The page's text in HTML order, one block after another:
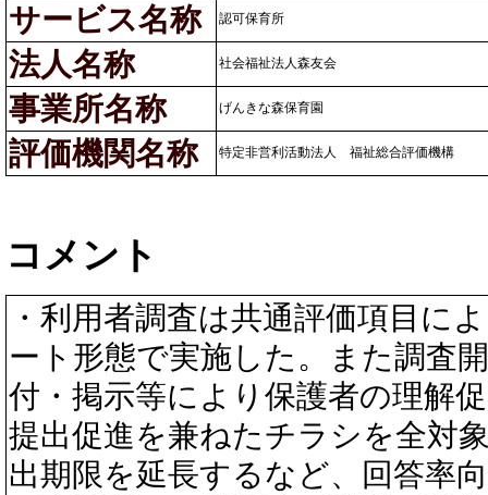
サービス名称 認可保育所
法人名称 社会福祉法人森友会
事業所名称 げんきな森保育園
評価機関名称 特定非営利活動法人 福祉総合評価機構
コメント
・利用者調査は共通評価項目に
ート形態で実施した。また調査
付・掲示等により保護者の理解
提出促進を兼ねたチラシを全対
出期限を延長するなど、回答率